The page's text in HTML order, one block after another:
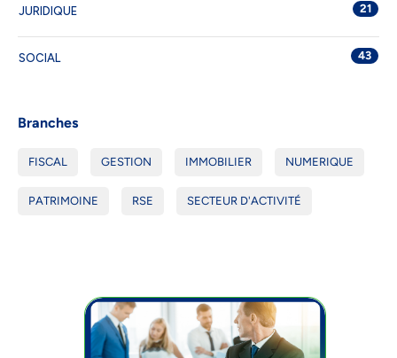
JURIDIQUE 21
SOCIAL 43
Branches
FISCAL GESTION IMMOBILIER NUMERIQUE
PATRIMOINE RSE SECTEUR D'ACTIVITÉ